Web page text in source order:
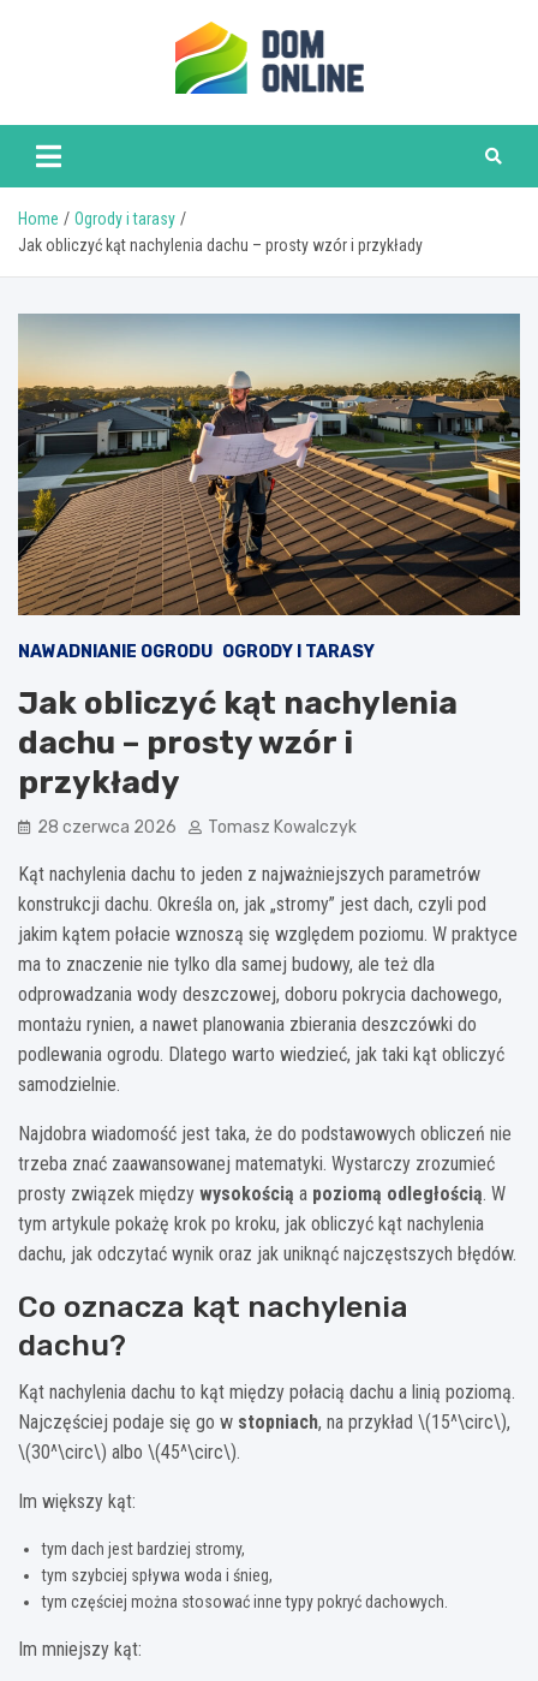
www.domonline.pl
Home
Ogrody i tarasy
Jak obliczyć kąt nachylenia dachu – prosty wzór i przykłady
NAWADNIANIE OGRODU OGRODY I TARASY
Jak obliczyć kąt nachylenia
dachu – prosty wzór i
przykłady
28 czerwca 2026 Tomasz Kowalczyk
Kąt nachylenia dachu to jeden z najważniejszych parametrów
konstrukcji dachu. Określa on, jak „stromy” jest dach, czyli pod
jakim kątem połacie wznoszą się względem poziomu. W praktyce
ma to znaczenie nie tylko dla samej budowy, ale też dla
odprowadzania wody deszczowej, doboru pokrycia dachowego,
montażu rynien, a nawet planowania zbierania deszczówki do
podlewania ogrodu. Dlatego warto wiedzieć, jak taki kąt obliczyć
samodzielnie.
Najdobra wiadomość jest taka, że do podstawowych obliczeń nie
trzeba znać zaawansowanej matematyki. Wystarczy zrozumieć
prosty związek między wysokością a poziomą odległością. W
tym artykule pokażę krok po kroku, jak obliczyć kąt nachylenia
dachu, jak odczytać wynik oraz jak uniknąć najczęstszych błędów.
Co oznacza kąt nachylenia
dachu?
Kąt nachylenia dachu to kąt między połacią dachu a linią poziomą.
Najczęściej podaje się go w stopniach, na przykład \(15^\circ\),
\(30^\circ\) albo \(45^\circ\).
Im większy kąt:
tym dach jest bardziej stromy,
tym szybciej spływa woda i śnieg,
tym częściej można stosować inne typy pokryć dachowych.
Im mniejszy kąt: